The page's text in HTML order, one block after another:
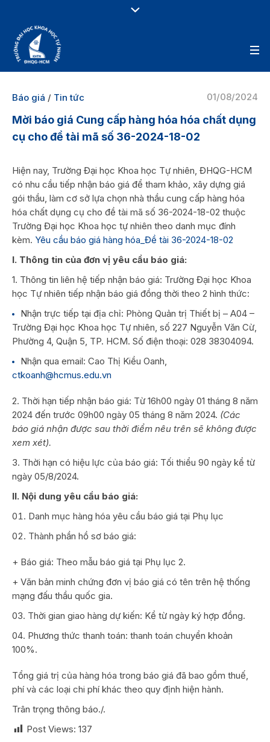
01/08/2024
Báo giá / Tin tức
Mời báo giá Cung cấp hàng hóa hóa chất dụng
cụ cho đề tài mã số 36-2024-18-02
Hiện nay, Trường Đại học Khoa học Tự nhiên, ĐHQG-HCM
có nhu cầu tiếp nhận báo giá để tham khảo, xây dựng giá
gói thầu, làm cơ sở lựa chọn nhà thầu cung cấp hàng hóa
hóa chất dụng cụ cho đề tài mã số 36-2024-18-02 thuộc
Trường Đại học Khoa học tự nhiên theo danh mục đính
kèm. Yêu cầu báo giá hàng hóa_Đề tài 36-2024-18-02
I. Thông tin của đơn vị yêu cầu báo giá:
1. Thông tin liên hệ tiếp nhận báo giá: Trường Đại học Khoa
học Tự nhiên tiếp nhận báo giá đồng thời theo 2 hình thức:
Nhận trực tiếp tại địa chỉ: Phòng Quản trị Thiết bị – A04 –
Trường Đại học Khoa học Tự nhiên, số 227 Nguyễn Văn Cừ,
Phường 4, Quận 5, TP. HCM. Số điện thoại: 028 38304094.
Nhận qua email: Cao Thị Kiều Oanh,
ctkoanh@hcmus.edu.vn
2. Thời hạn tiếp nhận báo giá: Từ 16h00 ngày 01 tháng 8 năm
2024 đến trước 09h00 ngày 05 tháng 8 năm 2024. (Các
báo giá nhận được sau thời điểm nêu trên sẽ không được
xem xét).
3. Thời hạn có hiệu lực của báo giá: Tối thiểu 90 ngày kể từ
ngày 05/8/2024.
II. Nội dung yêu cầu báo giá:
Danh mục hàng hóa yêu cầu báo giá tại Phụ lục
Thành phần hồ sơ báo giá:
+ Báo giá: Theo mẫu báo giá tại Phụ lục 2.
+ Văn bản minh chứng đơn vị báo giá có tên trên hệ thống
mạng đấu thầu quốc gia.
Thời gian giao hàng dự kiến: Kể từ ngày ký hợp đồng.
Phương thức thanh toán: thanh toán chuyển khoản
100%.
Tổng giá trị của hàng hóa trong báo giá đã bao gồm thuế,
phí và các loại chi phí khác theo quy định hiện hành.
Trân trọng thông báo./.
Post Views: 137